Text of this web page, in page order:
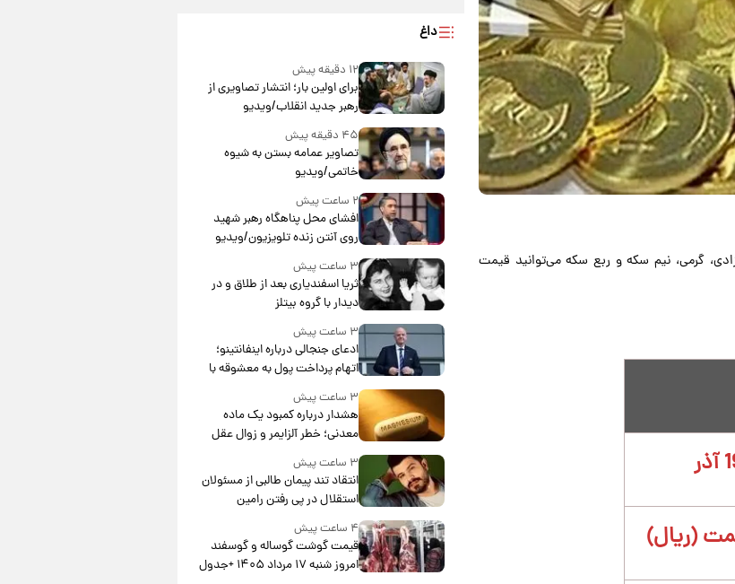
گرمی، نیم سکه و ربع سکه می‌توانید قیمت
(ریال)
داغ
۱۲ دقیقه پیش
برای اولین بار؛ انتشار تصاویری از
رهبر جدید انقلاب/ویدیو
۴۵ دقیقه پیش
تصاویر عمامه بستن به شیوه
خاتمی/ویدیو
۲ ساعت پیش
افشای محل پناهگاه‌ رهبر شهید
روی آنتن زنده تلویزیون/ویدیو
۳ ساعت پیش
ثریا اسفندیاری بعد از طلاق و در
دیدار با گروه بیتلز
۳ ساعت پیش
ادعای جنجالی درباره اینفانتینو؛
اتهام پرداخت پول به معشوقه با
۳ ساعت پیش
هشدار درباره کمبود یک ماده
معدنی؛ خطر آلزایمر و زوال عقل
۳ ساعت پیش
انتقاد تند پیمان طالبی از مسئولان
استقلال در پی رفتن رامین
رضاییان+ عکس
۴ ساعت پیش
قیمت گوشت گوساله و گوسفند
امروز شنبه ۱۷ مرداد ۱۴۰۵ +جدول